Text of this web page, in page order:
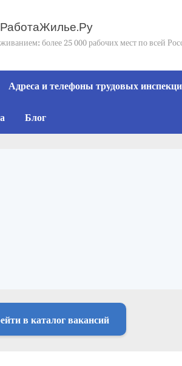
РаботаЖилье.Ру
более 25 000 рабочих мест по всей
Адреса и телефоны трудовых
Блог
в каталог вакансий